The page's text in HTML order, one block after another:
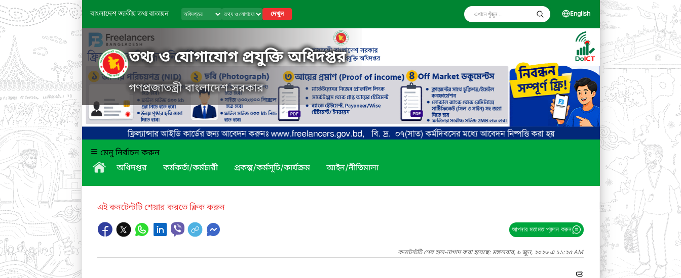
বাংলাদেশ জাতীয় তথ্য বাতায়ন দেখুন English
তথ্য ও যোগাযোগ প্রযুক্তি অধিদপ্তর
গণপ্রজাতন্ত্রী বাংলাদেশ সরকার
মেনু নির্বাচন করুন
অধিদপ্তর
কর্মকর্তা/কর্মচারী প্রকল্প/কর্মসূচি/কার্যক্রম আইন/নীতিমালা
এই কনটেন্টটি শেয়ার করতে ক্লিক করুন
আপনার মতামত প্রদান করুন
কনটেন্টটি শেষ হাল-নাগাদ করা হয়েছে: মঙ্গলবার, ৯ জুন, ২০২৬ এ ১১:২৫ AM